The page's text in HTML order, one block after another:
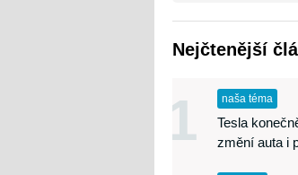
Nejčtenější
1 naša téma
Tesla
změní auta i